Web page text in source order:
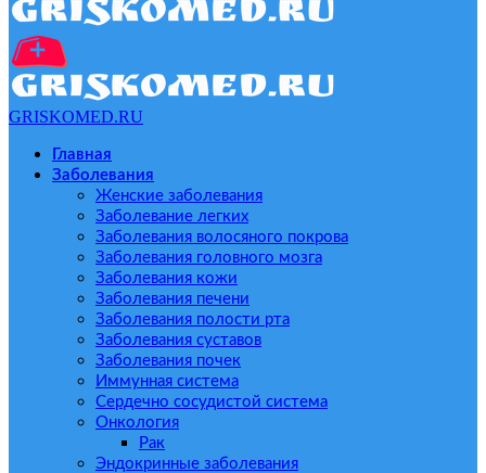
GRISKOMED.RU
Главная
Заболевания
Женские заболевания
Заболевание легких
Заболевания волосяного покрова
Заболевания головного мозга
Заболевания кожи
Заболевания печени
Заболевания полости рта
Заболевания суставов
Заболевания почек
Иммунная система
Сердечно сосудистой система
Онкология
Рак
Эндокринные заболевания